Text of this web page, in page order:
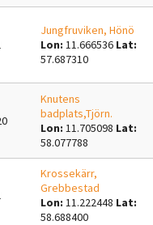
Jungfruviken, Hönö
Lon: 11.666536 Lat:
57.687310
Knutens
badplats,Tjörn.
Lon: 11.705098 Lat:
58.077788
Krossekärr,
Grebbestad
Lon: 11.222448 Lat:
58.688400